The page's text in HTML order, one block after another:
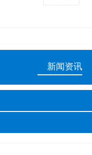
新闻资讯